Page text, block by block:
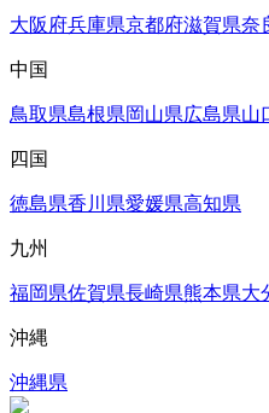
大阪府兵庫県京都府滋賀県奈
中国
鳥取県島根県岡山県広島県山
四国
徳島県香川県愛媛県高知県
九州
福岡県佐賀県長崎県熊本県大
沖縄
沖縄県